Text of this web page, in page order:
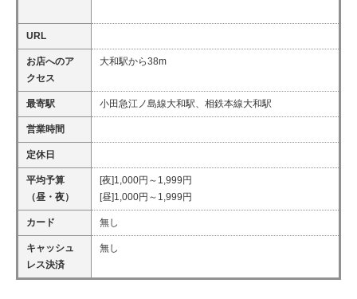
URL
お店へのア
クセス
大和駅から38m
最寄駅 小田急江ノ島線大和駅、相鉄本線大和駅
営業時間
定休日
平均予算
（昼・夜）
[夜]1,000円～1,999円
[昼]1,000円～1,999円
カード 無し
キャッシュ
レス決済
無し